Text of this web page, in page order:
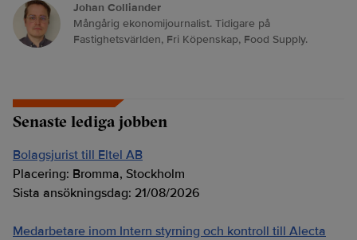
Johan Colliander
Mångårig ekonomijournalist. Tidigare på
Fastighetsvärlden, Fri Köpenskap, Food Supply.
Senaste lediga jobben
Bolagsjurist till Eltel AB
Placering: Bromma, Stockholm
Sista ansökningsdag: 21/08/2026
Medarbetare inom Intern styrning och kontroll till Alecta